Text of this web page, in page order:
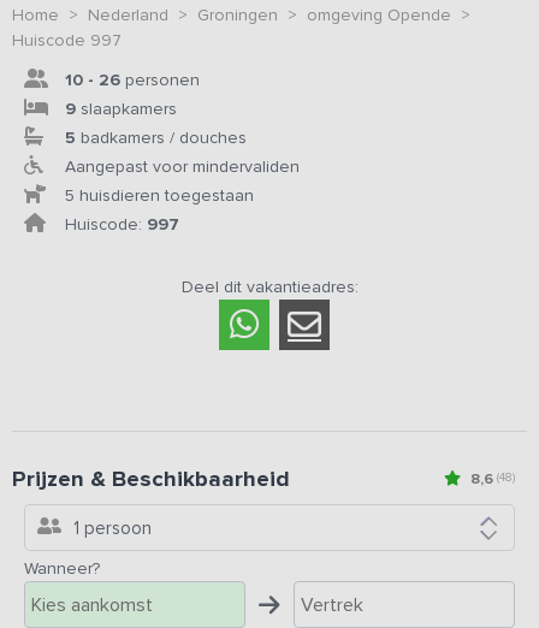
Home > Nederland > Groningen > omgeving Opende >
Huiscode 997
10 - 26 personen
9 slaapkamers
5 badkamers / douches
Aangepast voor mindervaliden
5 huisdieren toegestaan
Huiscode: 997
Deel dit vakantieadres:
8,6 (48)
Prijzen & Beschikbaarheid
1 persoon
Wanneer?